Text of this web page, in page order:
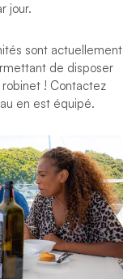
jour.
sont actuellement
de disposer
! Contactez
en est équipé.